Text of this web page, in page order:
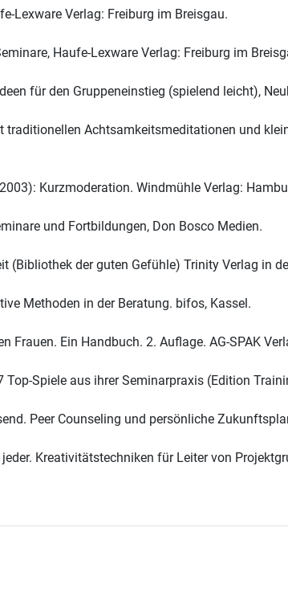
Lexware Verlag: Freiburg im Breisgau.
Haufe-Lexware Verlag: Freiburg im
für den Gruppeneinstieg (spielend leicht),
traditionellen Achtsamkeitsmeditationen und
Kurzmoderation. Windmühle Verlag:
und Fortbildungen, Don Bosco Medien.
(Bibliothek der guten Gefühle) Trinity Verlag in
Methoden in der Beratung. bifos, Kassel.
Ein Handbuch. 2. Auflage. AG-SPAK
Spiele aus ihrer Seminarpraxis (Edition
Peer Counseling und persönliche
Kreativitätstechniken für Leiter von